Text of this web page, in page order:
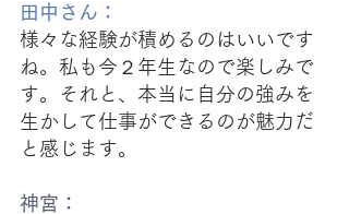
田中さん：
様々な経験が積めるのはいいです
ね。私も今２年生なので楽しみで
す。それと、本当に自分の強みを
生かして仕事ができるのが魅力だ
と感じます。
神宮：